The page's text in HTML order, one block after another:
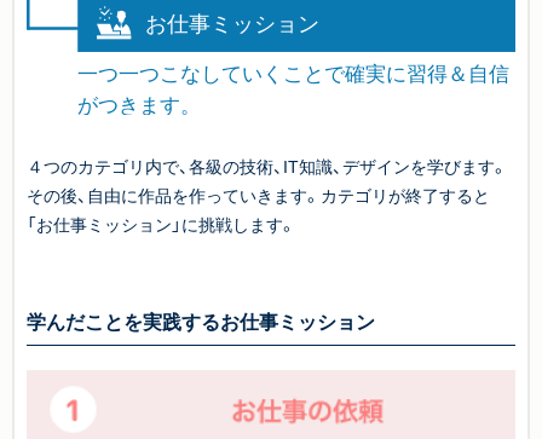
４つのカテゴリ内で、各級の技術、IT知識、デザインを学びます。
その後、自由に作品を作っていきます。カテゴリが終了すると
「お仕事ミッション」に挑戦します。
学んだことを実践するお仕事ミッション